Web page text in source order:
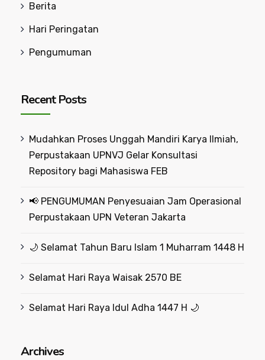
Berita
Hari Peringatan
Pengumuman
Recent Posts
Mudahkan Proses Unggah Mandiri Karya Ilmiah,
Perpustakaan UPNVJ Gelar Konsultasi
Repository bagi Mahasiswa FEB
📢 PENGUMUMAN Penyesuaian Jam Operasional
Perpustakaan UPN Veteran Jakarta
🌙 Selamat Tahun Baru Islam 1 Muharram 1448 H
Selamat Hari Raya Waisak 2570 BE
Selamat Hari Raya Idul Adha 1447 H 🌙
Archives